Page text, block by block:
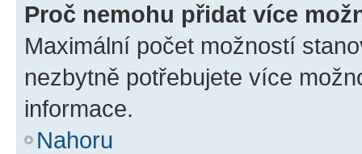
Proč nemohu přidat více
Maximální počet možností
nezbytně potřebujete více
informace.
Nahoru